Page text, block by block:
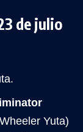
de julio
Yuta)